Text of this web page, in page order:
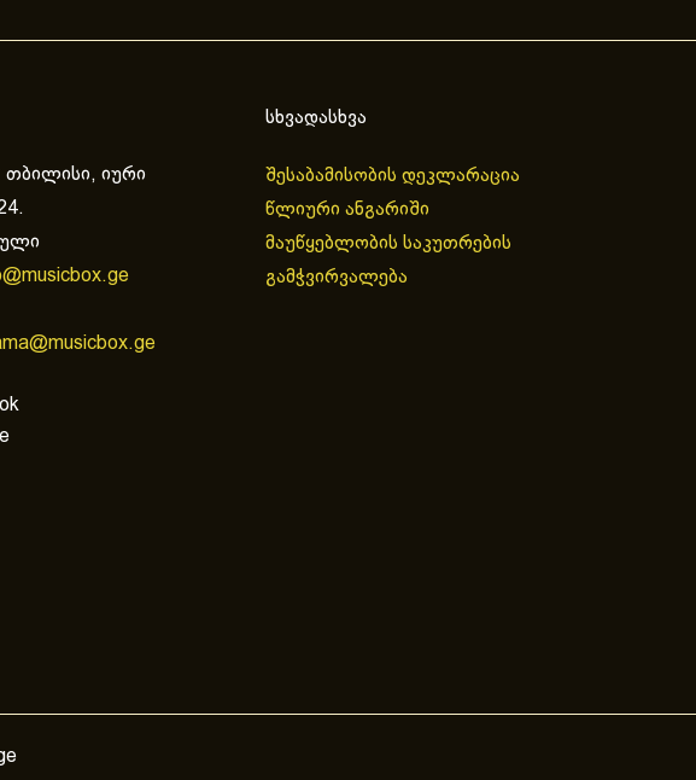
თბილისი, იური
სხვადასხვა
შესაბამისობის დეკლარაცია
წლიური ანგარიში
მაუწყებლობის საკუთრების
გამჭვირვალება